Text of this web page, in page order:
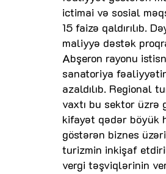
ictimai və sosial
15 faizə qaldırılıb.
maliyyə dəstək
Abşeron rayonu
sanatoriya
azaldılıb. Regional
vaxtı bu sektor
kifayət qədər böyük
göstərən biznes
turizmin inkişaf
vergi təşviqlərinin